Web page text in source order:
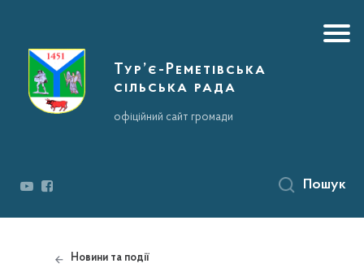
Тур’є-Реметівська
сільська рада
офіційний сайт громади
Пошук
Новини та події